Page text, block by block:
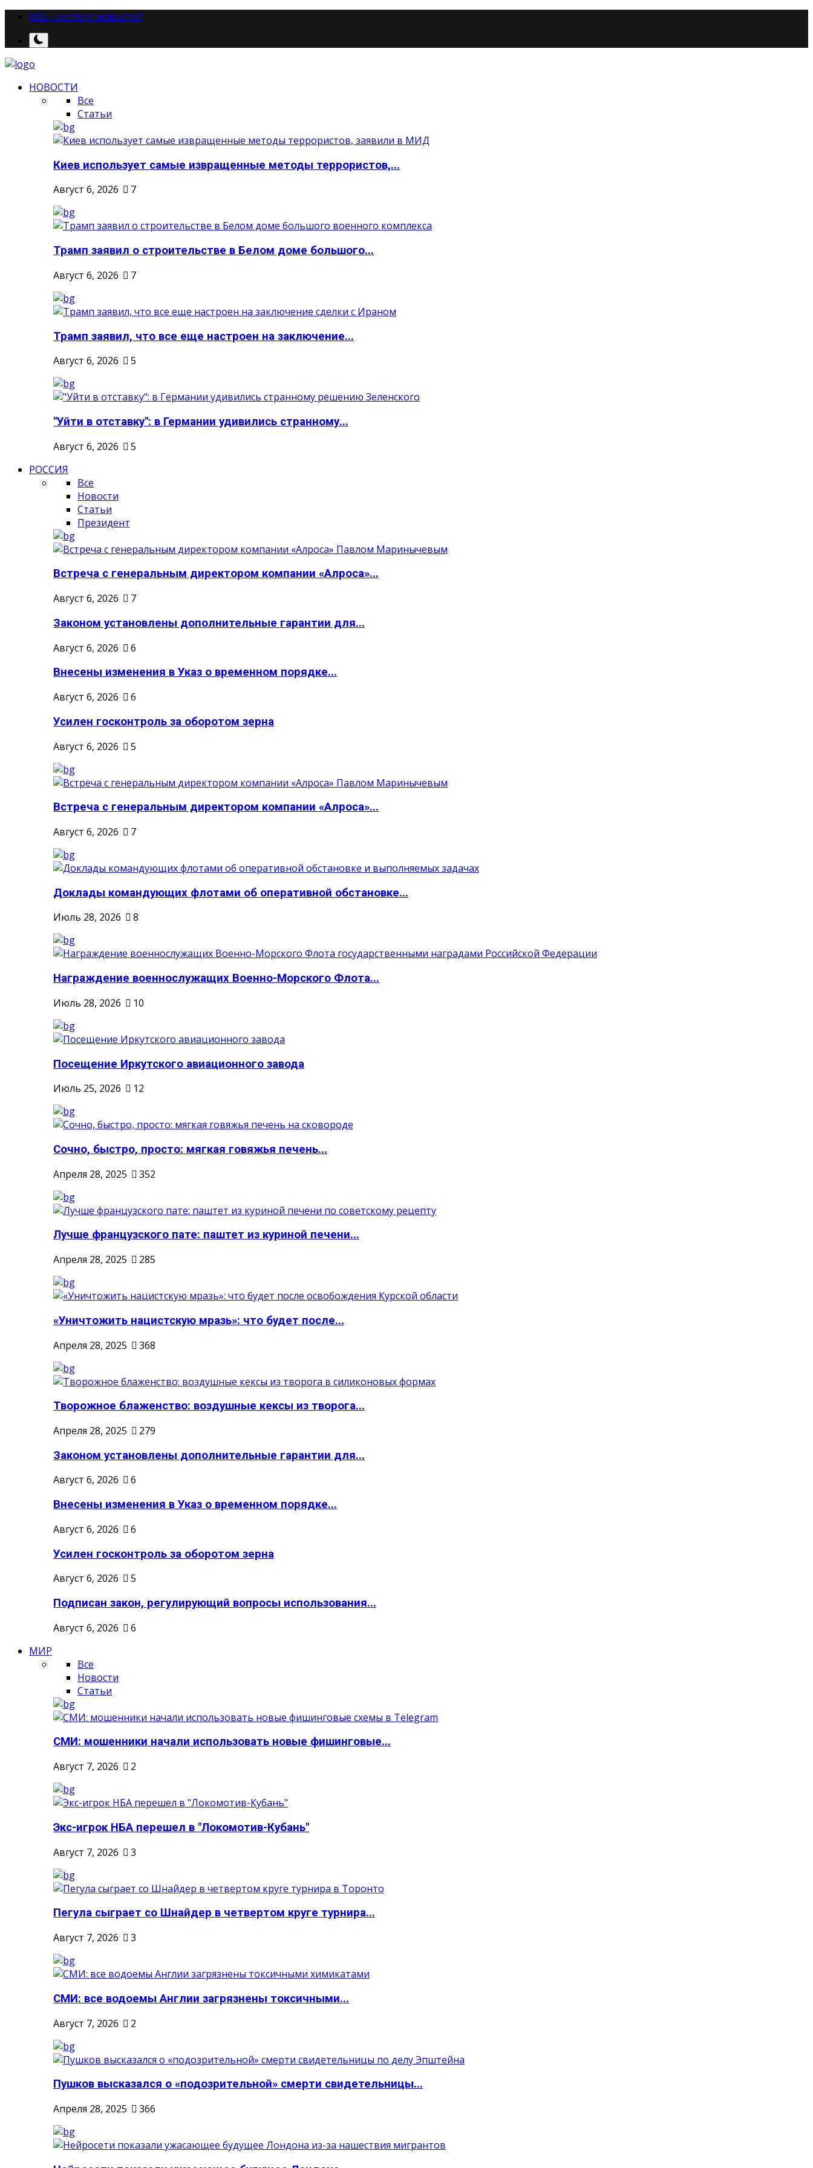
RSS – экспорт новостей
НОВОСТИ
Все
Статьи
Киев использует самые извращенные методы террористов,...
Август 6, 2026
7
Трамп заявил о строительстве в Белом доме большого...
Август 6, 2026
7
Трамп заявил, что все еще настроен на заключение...
Август 6, 2026
5
"Уйти в отставку": в Германии удивились странному...
Август 6, 2026
5
РОССИЯ
Все
Новости
Статьи
Президент
Встреча с генеральным директором компании «Алроса»...
Август 6, 2026
7
Законом установлены дополнительные гарантии для...
Август 6, 2026
6
Внесены изменения в Указ о временном порядке...
Август 6, 2026
6
Усилен госконтроль за оборотом зерна
Август 6, 2026
5
Встреча с генеральным директором компании «Алроса»...
Август 6, 2026
7
Доклады командующих флотами об оперативной обстановке...
Июль 28, 2026
8
Награждение военнослужащих Военно-Морского Флота...
Июль 28, 2026
10
Посещение Иркутского авиационного завода
Июль 25, 2026
12
Сочно, быстро, просто: мягкая говяжья печень...
Апреля 28, 2025
352
Лучше французского пате: паштет из куриной печени...
Апреля 28, 2025
285
«Уничтожить нацистскую мразь»: что будет после...
Апреля 28, 2025
368
Творожное блаженство: воздушные кексы из творога...
Апреля 28, 2025
279
Законом установлены дополнительные гарантии для...
Август 6, 2026
6
Внесены изменения в Указ о временном порядке...
Август 6, 2026
6
Усилен госконтроль за оборотом зерна
Август 6, 2026
5
Подписан закон, регулирующий вопросы использования...
Август 6, 2026
6
МИР
Все
Новости
Статьи
СМИ: мошенники начали использовать новые фишинговые...
Август 7, 2026
2
Экс-игрок НБА перешел в "Локомотив-Кубань"
Август 7, 2026
3
Пегула сыграет со Шнайдер в четвертом круге турнира...
Август 7, 2026
3
СМИ: все водоемы Англии загрязнены токсичными...
Август 7, 2026
2
Пушков высказался о «подозрительной» смерти свидетельницы...
Апреля 28, 2025
366